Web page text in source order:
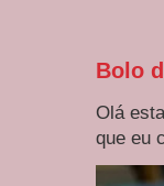
Bolo
Olá
que eu